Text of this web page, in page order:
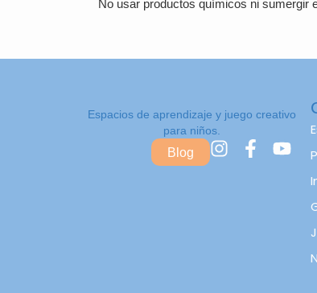
No usar productos químicos ni sumergir
Espacios de aprendizaje y juego creativo
para niños.
I
n
F
a
Y
Blog